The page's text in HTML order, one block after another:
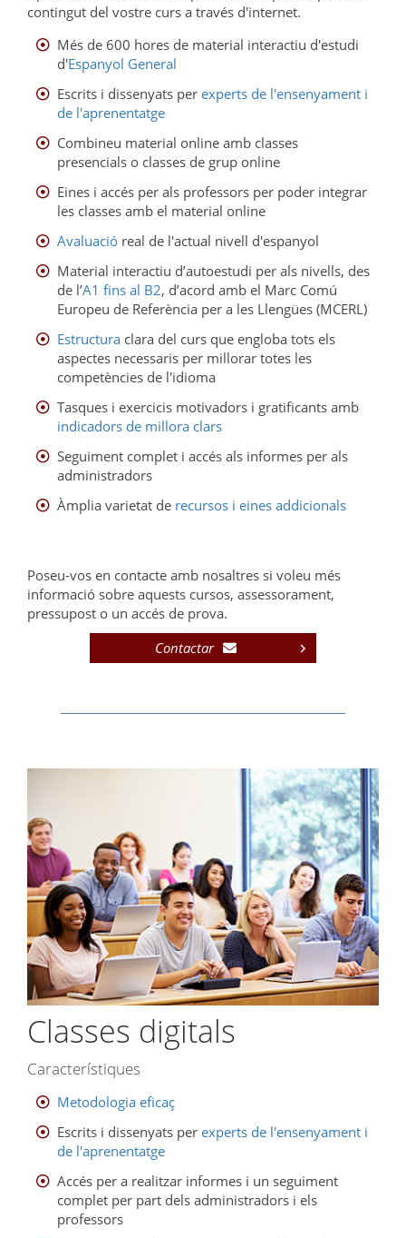
contingut del vostre curs a través d'internet.
Més de 600 hores de material interactiu d'estudi
d'Espanyol General
Escrits i dissenyats per experts de l'ensenyament i
de l'aprenentatge
Combineu material online amb classes
presencials o classes de grup online
Eines i accés per als professors per poder integrar
les classes amb el material online
Avaluacióreal de l'actual nivell d'espanyol
Material interactiu d’autoestudi per als nivells, des
de l’A1 fins al B2, d’acord amb el Marc Comú
Europeu de Referència per a les Llengües (MCERL)
Estructuraclara del curs que engloba tots els
aspectes necessaris per millorar totes les
competències de l'idioma
Tasques i exercicis motivadors i gratificants amb
indicadors de millora clars
Seguiment complet i accés als informes per als
administradors
Àmplia varietat de recursos i eines addicionals
Poseu-vos en contacte amb nosaltres si voleu més
informació sobre aquests cursos, assessorament,
pressupost o un accés de prova.
Contactar
Classes digitals
Característiques
Metodologia eficaç
Escrits i dissenyats per experts de l'ensenyament i
de l'aprenentatge
Accés per a realitzar informes i un seguiment
complet per part dels administradors i els
professors